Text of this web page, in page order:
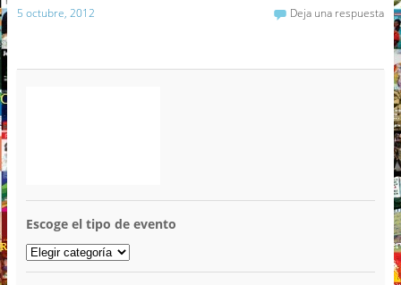
5 octubre, 2012 Deja una respuesta
Escoge el tipo de evento